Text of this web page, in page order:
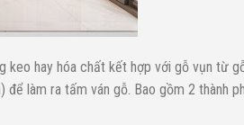
keo hay hóa chất kết hợp với gỗ vụn từ
để làm ra tấm ván gỗ. Bao gồm 2 thành